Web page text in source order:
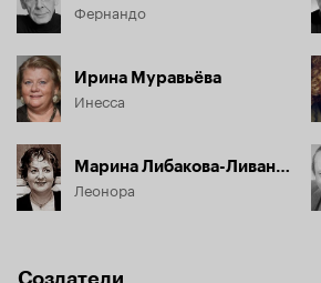
Фернандо
Ирина Муравьёва
Инесса
Марина Либакова-Ливанова
Леонора